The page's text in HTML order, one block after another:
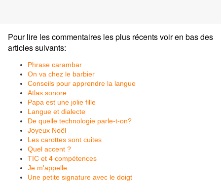
Pour lire les commentaires les plus récents voir en bas des
articles suivants:
Phrase carambar
On va chez le barbier
Conseils pour apprendre la langue
Atlas sonore
Papa est une jolie fille
Langue et dialecte
De quelle technologie parle-t-on?
Joyeux Noël
Les carottes sont cuites
Quel accent ?
TIC et 4 compétences
Je m'appelle
Une petite signature avec le doigt